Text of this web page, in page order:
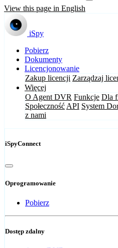
View this page in English
iSpy
Pobierz
Dokumenty
Licencjonowanie
Zakup licencji Zarządzaj
Więcej
O Agent DVR Funkcje Dla
Społeczność API System
z nami
iSpyConnect
Oprogramowanie
Pobierz
Dostęp zdalny